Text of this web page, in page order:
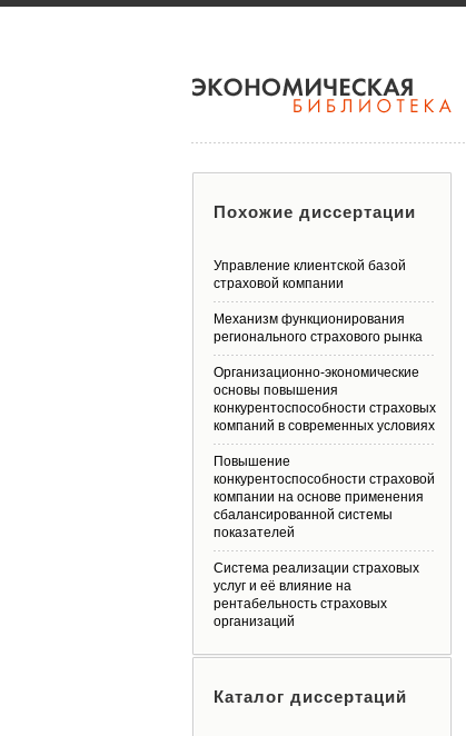
Похожие диссертации
Управление клиентской базой
страховой компании
Механизм функционирования
регионального страхового рынка
Организационно-экономические
основы повышения
конкурентоспособности страховых
компаний в современных условиях
Повышение
конкурентоспособности страховой
компании на основе применения
сбалансированной системы
показателей
Система реализации страховых
услуг и её влияние на
рентабельность страховых
организаций
Каталог диссертаций